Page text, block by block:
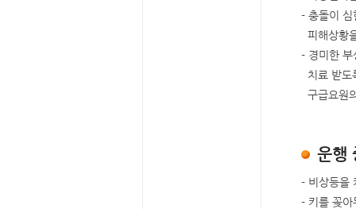
- 충돌이 심
피해상황
- 경미한 부
치료 받도
구급요원
운행
- 비상등을
- 키를 꽂아